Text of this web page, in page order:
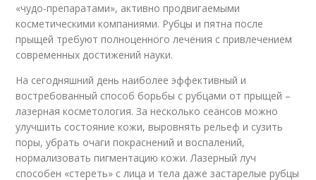
«чудо-препаратами», активно продвигаемыми
косметическими компаниями. Рубцы и пятна после
прыщей требуют полноценного лечения с привлечением
современных достижений науки.
На сегодняшний день наиболее эффективный и
востребованный способ борьбы с рубцами от прыщей –
лазерная косметология. За несколько сеансов можно
улучшить состояние кожи, выровнять рельеф и сузить
поры, убрать очаги покраснений и воспалений,
нормализовать пигментацию кожи. Лазерный луч
способен «стереть» с лица и тела даже застарелые рубцы